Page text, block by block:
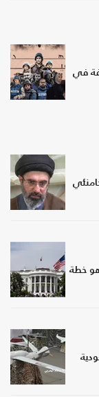
في
خطة